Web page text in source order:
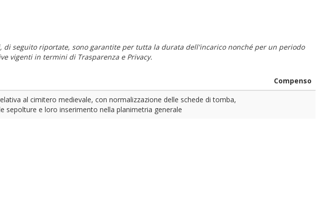
seguito riportate, sono garantite per tutta la durata dell'incarico nonché per un periodo
vigenti in termini di Trasparenza e Privacy.
Compenso
al cimitero medievale, con normalizzazione delle schede di tomba,
sepolture e loro inserimento nella planimetria generale